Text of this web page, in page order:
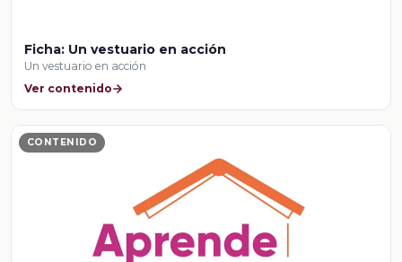
Ficha: Un vestuario en acción
Un vestuario en acción
Ver contenido
CONTENIDO